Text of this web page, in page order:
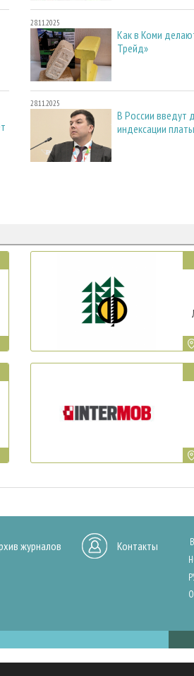
28.11.2025
Как в Коми
Трейд»
28.11.2025
В России введут
индексации
журналов Контакты